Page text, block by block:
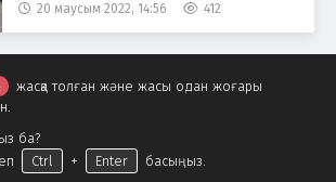
20 маусым 2022, 14:56 412
жасқа толған және жасы одан жоғары
ба?
Ctrl + Enter басыңыз.